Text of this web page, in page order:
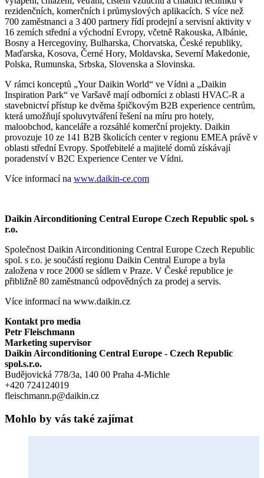
rezidenčních, komerčních i průmyslových aplikacích. S více než
700 zaměstnanci a 3 400 partnery řídí prodejní a servisní aktivity v
16 zemích střední a východní Evropy, včetně Rakouska, Albánie,
Bosny a Hercegoviny, Bulharska, Chorvatska, České republiky,
Maďarska, Kosova, Černé Hory, Moldavska, Severní Makedonie,
Polska, Rumunska, Srbska, Slovenska a Slovinska.
V rámci konceptů „Your Daikin World“ ve Vídni a „Daikin
Inspiration Park“ ve Varšavě mají odborníci z oblasti HVAC‑R a
stavebnictví přístup ke dvěma špičkovým B2B experience centrům,
která umožňují spoluvytváření řešení na míru pro hotely,
maloobchod, kanceláře a rozsáhlé komerční projekty. Daikin
provozuje 10 ze 141 B2B školicích center v regionu EMEA právě v
oblasti střední Evropy. Spotřebitelé a majitelé domů získávají
poradenství v B2C Experience Center ve Vídni.
Více informací na www.daikin-ce.com
Daikin Airconditioning Central Europe Czech Republic spol. s
r.o.
Společnost Daikin Airconditioning Central Europe Czech Republic
spol. s r.o. je součástí regionu Daikin Central Europe a byla
založena v roce 2000 se sídlem v Praze. V České republice je
přibližně 80 zaměstnanců odpovědných za prodej a servis.
Více informací na www.daikin.cz
Kontakt pro media
Petr Fleischmann
Marketing supervisor
Daikin Airconditioning Central Europe - Czech Republic
spol.s.r.o.
Budějovická 778/3a, 140 00 Praha 4-Michle
+420 724124019
fleischmann.p@daikin.cz
Mohlo by vás také zajímat